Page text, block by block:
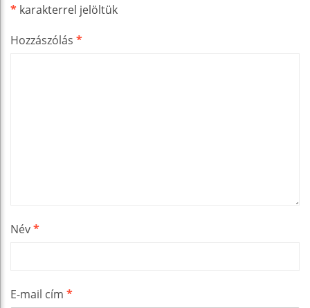
* karakterrel jelöltük
Hozzászólás *
Név*
E-mail cím *